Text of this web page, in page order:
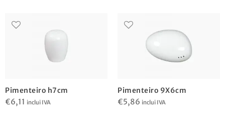
Pimenteiro h7cm
€6,11 inclui IVA
Pimenteiro 9X6cm
€5,86 inclui IVA